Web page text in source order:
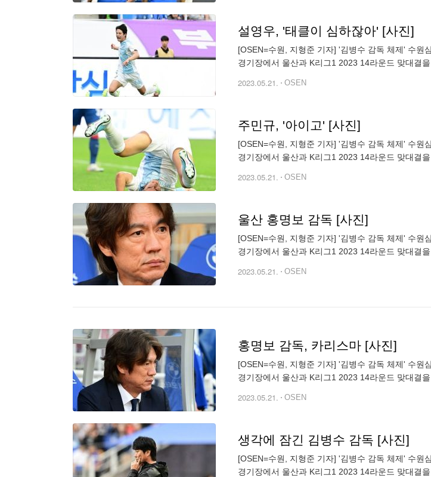
설영우, '태클이 심하잖아' [사진]
[OSEN=수원, 지형준 기자] '김병수 감독 체제' 수원
경기장에서 울산과 K리그1 2023 14라운드 맞대결
2023.05.21. OSEN
주민규, '아이고' [사진]
[OSEN=수원, 지형준 기자] '김병수 감독 체제' 수원
경기장에서 울산과 K리그1 2023 14라운드 맞대결
2023.05.21. OSEN
울산 홍명보 감독 [사진]
[OSEN=수원, 지형준 기자] '김병수 감독 체제' 수원
경기장에서 울산과 K리그1 2023 14라운드 맞대결
2023.05.21. OSEN
홍명보 감독, 카리스마 [사진]
[OSEN=수원, 지형준 기자] '김병수 감독 체제' 수원
경기장에서 울산과 K리그1 2023 14라운드 맞대결
2023.05.21. OSEN
생각에 잠긴 김병수 감독 [사진]
[OSEN=수원, 지형준 기자] '김병수 감독 체제' 수원
경기장에서 울산과 K리그1 2023 14라운드 맞대결